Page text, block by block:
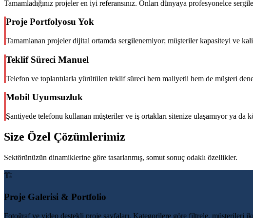
Tamamladığınız projeler en iyi referansınız. Onları dünyaya profesyonelce
Proje Portfolyosu Yok
Tamamlanan projeler dijital ortamda sergilenemiyor; müşteriler kapasiteyi ve
Teklif Süreci Manuel
Telefon ve toplantılarla yürütülen teklif süreci hem maliyetli hem de müşteri
Mobil Uyumsuzluk
Şantiyede telefonu kullanan müşteriler ve iş ortakları sitenize ulaşamıyor ya da
Size Özel Çözümlerimiz
Sektörünüzün dinamiklerine göre tasarlanmış, somut sonuç odaklı özellikler.
🏗️
Proje Galerisi & Portfolio
Fotoğraf ve video destekli proje sayfaları. Kategorilere göre filtrele, müşterileri